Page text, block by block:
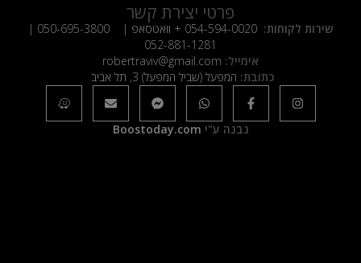
פרטי יצירת קשר
שירות לקוחות: 054-594-0020 + וואטסאפ | 050-695-3800
|
052-881-1281
אימייל: robertraviv@gmail.com
כתובת: המפעל (שביל המפעל) 3, תל אביב
נבנה ע"י Boostoday.com